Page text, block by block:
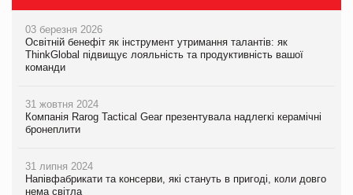
03 березня 2026
Освітній бенефіт як інструмент утримання талантів: як
ThinkGlobal підвищує лояльність та продуктивність вашої
команди
31 жовтня 2024
Компанія Rarog Tactical Gear презентувала надлегкі керамічні
бронеплити
31 липня 2024
Напівфабрикати та консерви, які стануть в пригоді, коли довго
нема світла